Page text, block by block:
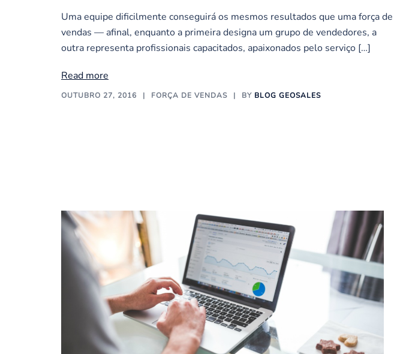
Uma equipe dificilmente conseguirá os mesmos resultados que uma força de
vendas — afinal, enquanto a primeira designa um grupo de vendedores, a
outra representa profissionais capacitados, apaixonados pelo serviço […]
Read more
OUTUBRO 27, 2016 FORÇA DE VENDAS BY BLOG GEOSALES